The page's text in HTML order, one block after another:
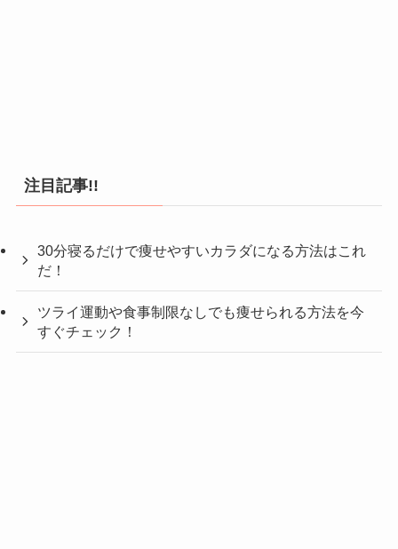
注目記事!!
30分寝るだけで痩せやすいカラダになる方法はこれ
だ！
ツライ運動や食事制限なしでも痩せられる方法を今
すぐチェック！